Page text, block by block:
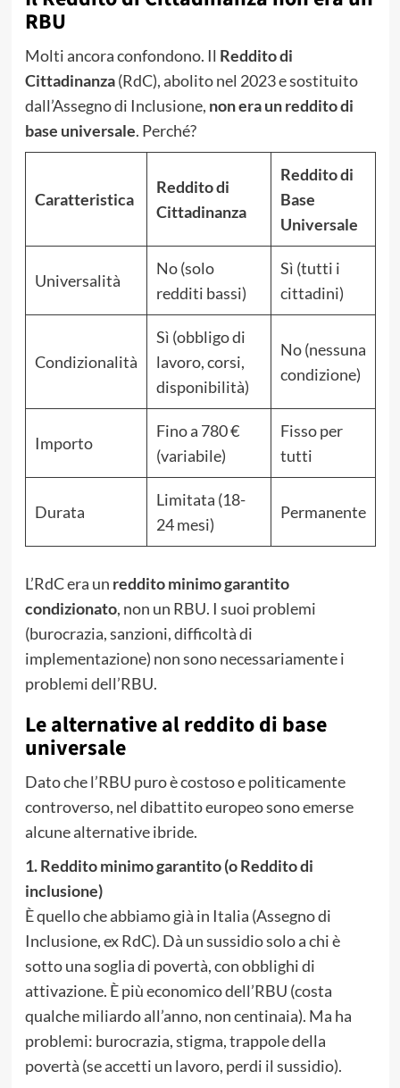
RBU
Molti ancora confondono. Il Reddito di
Cittadinanza(RdC), abolito nel 2023 e sostituito
dall’Assegno di Inclusione, non era un reddito di
base universale. Perché?
Caratteristica
Reddito di
Cittadinanza
Reddito di
Base
Universale
Universalità
No (solo
redditi bassi)
Sì (tutti i
cittadini)
Condizionalità
Sì (obbligo di
lavoro, corsi,
disponibilità)
No (nessuna
condizione)
Importo
Fino a 780 €
(variabile)
Fisso per
tutti
Durata
Limitata (18-
24 mesi)
Permanente
L’RdC era un reddito minimo garantito
condizionato, non un RBU. I suoi problemi
(burocrazia, sanzioni, difficoltà di
implementazione) non sono necessariamente i
problemi dell’RBU.
Le alternative al reddito di base
universale
Dato che l’RBU puro è costoso e politicamente
controverso, nel dibattito europeo sono emerse
alcune alternative ibride.
1. Reddito minimo garantito (o Reddito di
inclusione)
È quello che abbiamo già in Italia (Assegno di
Inclusione, ex RdC). Dà un sussidio solo a chi è
sotto una soglia di povertà, con obblighi di
attivazione. È più economico dell’RBU (costa
qualche miliardo all’anno, non centinaia). Ma ha
problemi: burocrazia, stigma, trappole della
povertà (se accetti un lavoro, perdi il sussidio).